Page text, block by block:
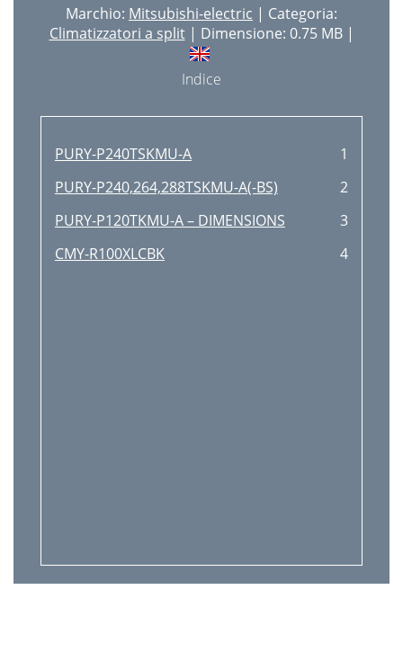
Marchio: Mitsubishi-electric | Categoria:
Climatizzatori a split| Dimensione: 0.75 MB |
Indice
PURY-P240TSKMU-A
1
PURY-P240,264,288TSKMU-A(-BS)
2
PURY-P120TKMU-A – DIMENSIONS
3
CMY-R100XLCBK
4